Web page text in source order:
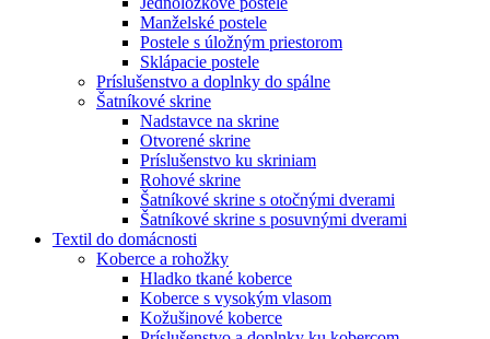
Manželské postele
Postele s úložným priestorom
Sklápacie postele
Príslušenstvo a doplnky do spálne
Šatníkové skrine
Nadstavce na skrine
Otvorené skrine
Príslušenstvo ku skriniam
Rohové skrine
Šatníkové skrine s otočnými dverami
Šatníkové skrine s posuvnými dverami
Textil do domácnosti
Koberce a rohožky
Hladko tkané koberce
Koberce s vysokým vlasom
Kožušinové koberce